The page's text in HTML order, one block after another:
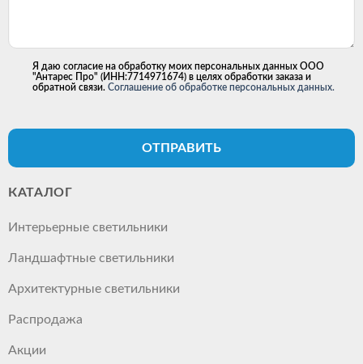
Я даю согласие на обработку моих персональных данных ООО
"Антарес Про" (ИНН:7714971674) в целях обработки заказа и
обратной связи. Соглашение об обработке персональных данных.
ОТПРАВИТЬ
КАТАЛОГ
Интерьерные светильники
Ландшафтные светильники
Архитектурные светильники
Распродажа
Акции